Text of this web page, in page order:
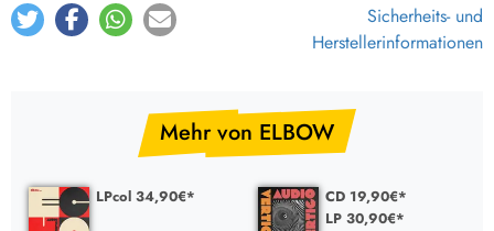
Sicherheits- und
Herstellerinformationen
Mehr von ELBOW
LPcol 34,90€*
CD 19,90€*
LP 30,90€*